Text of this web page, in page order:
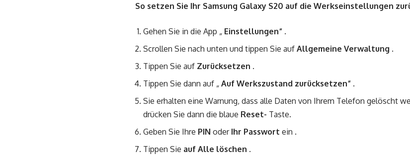
So setzen Sie Ihr Samsung Galaxy S20 auf die Werkseinstellungen
Gehen Sie in die App „ Einstellungen“ .
Scrollen Sie nach unten und tippen Sie auf Allgemeine Verwaltung .
Tippen Sie auf Zurücksetzen .
Tippen Sie dann auf „ Auf Werkszustand zurücksetzen“ .
Sie erhalten eine Warnung, dass alle Daten von Ihrem Telefon gelöscht
drücken Sie dann die blaue Reset- Taste.
Geben Sie Ihre PIN oder Ihr Passwort ein .
Tippen Sie auf Alle löschen .